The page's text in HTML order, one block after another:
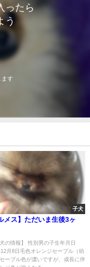
ったら
う
す
子犬
メス】ただいま生後3ヶ
犬の情報】 性別男の子生年月日
月8日毛色オレンジセーブル（幼
ーブル色が濃いですが、成長に伴